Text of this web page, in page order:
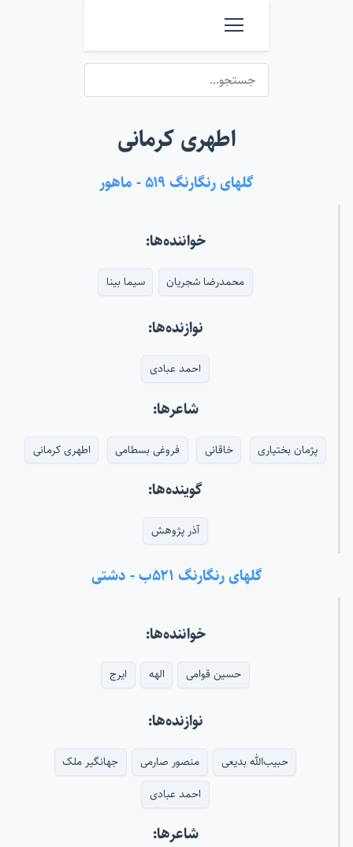
اطهری کرمانی
گلهای رنگارنگ ۵۱۹ - ماهور
خواننده‌ها:
محمدرضا شجریان سیما بینا
نوازنده‌ها:
احمد عبادی
شاعرها:
پژمان بختیاری خاقانی فروغی بسطامی اطهری کرمانی
گوینده‌ها:
آذر پژوهش
گلهای رنگارنگ ۵۲۱ب - دشتی
خواننده‌ها:
حسین قوامی الهه ایرج
نوازنده‌ها:
حبیب‌الله بدیعی منصور صارمی
جهانگیر ملک
احمد عبادی
شاعرها: